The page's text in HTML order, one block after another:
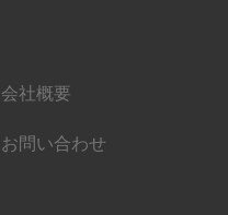
会社概要
お問い合わせ